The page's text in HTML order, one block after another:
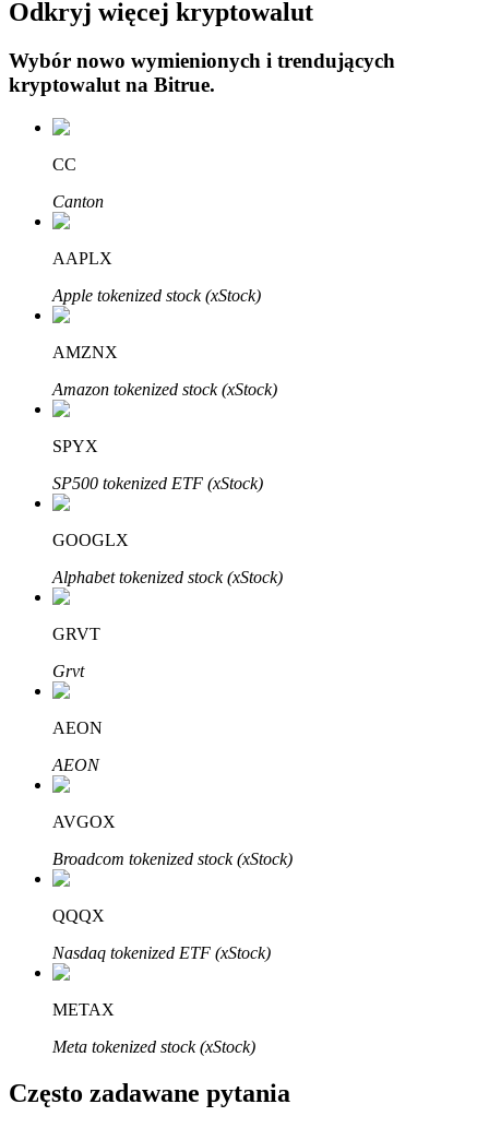
Automatyczna inwestycja
Zdobądź długoterminowy zysk i elastyczne zainteresowania
Naucz się stakingu
Dowiedz się, jak uzyskać dochód pasywny
Bitrue
AI
Bitruści Partnerzy
Odkryj więcej kryptowalut
Wybór nowo wymienionych i trendujących
kryptowalut na Bitrue.
CC
Canton
AAPLX
Apple tokenized stock (xStock)
AMZNX
Amazon tokenized stock (xStock)
SPYX
SP500 tokenized ETF (xStock)
GOOGLX
Alphabet tokenized stock (xStock)
GRVT
Grvt
AEON
AEON
AVGOX
Broadcom tokenized stock (xStock)
QQQX
Nasdaq tokenized ETF (xStock)
METAX
Meta tokenized stock (xStock)
Często zadawane pytania